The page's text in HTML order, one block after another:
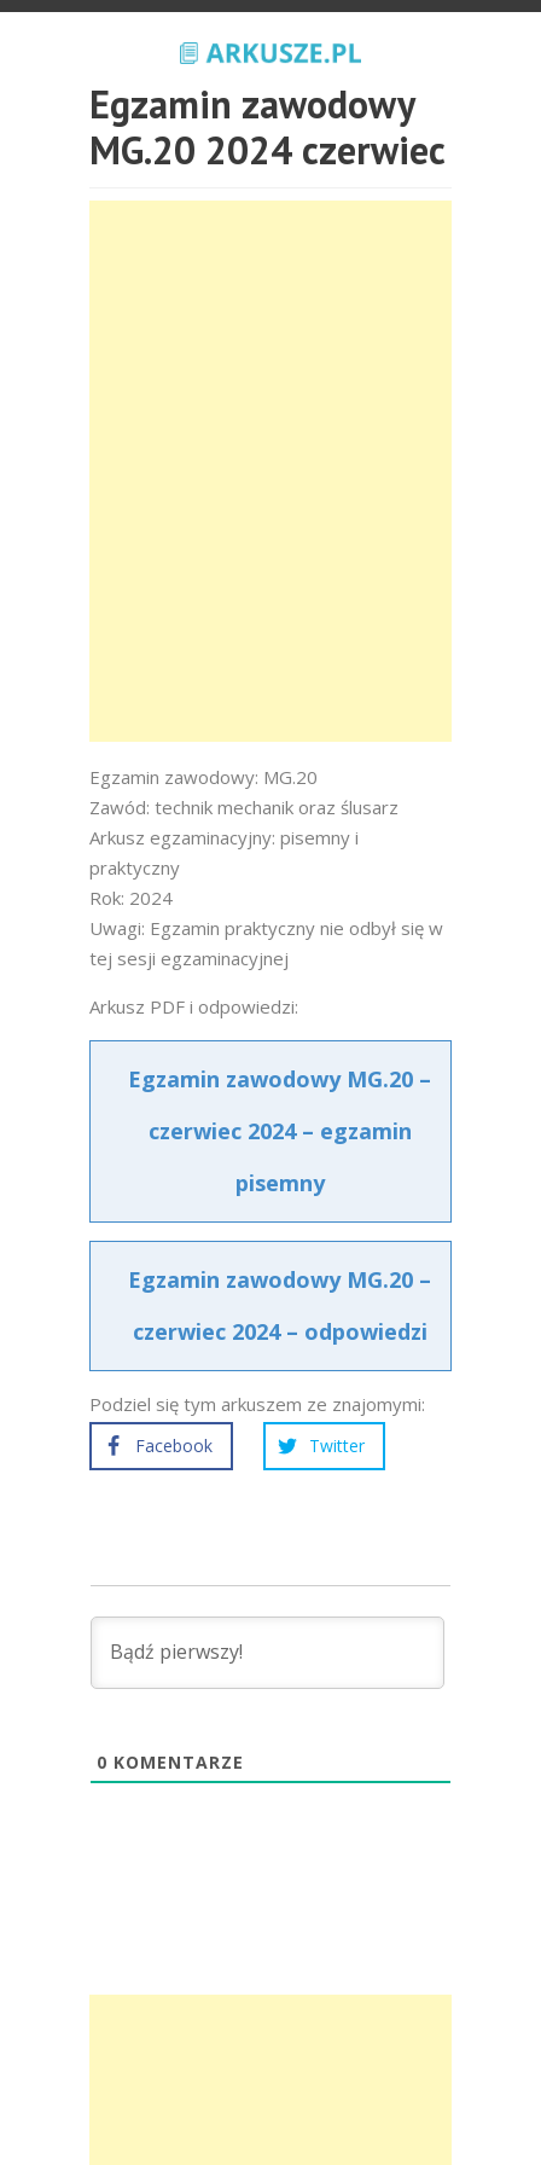
Egzamin zawodowy
MG.20 2024 czerwiec
Egzamin zawodowy: MG.20
Zawód: technik mechanik oraz ślusarz
Arkusz egzaminacyjny: pisemny i
praktyczny
Rok: 2024
Uwagi: Egzamin praktyczny nie odbył się w
tej sesji egzaminacyjnej
Arkusz PDF i odpowiedzi:
Egzamin zawodowy MG.20 –
czerwiec 2024 – egzamin
pisemny
Egzamin zawodowy MG.20 –
czerwiec 2024 – odpowiedzi
Podziel się tym arkuszem ze znajomymi:
Facebook Twitter
0 KOMENTARZE